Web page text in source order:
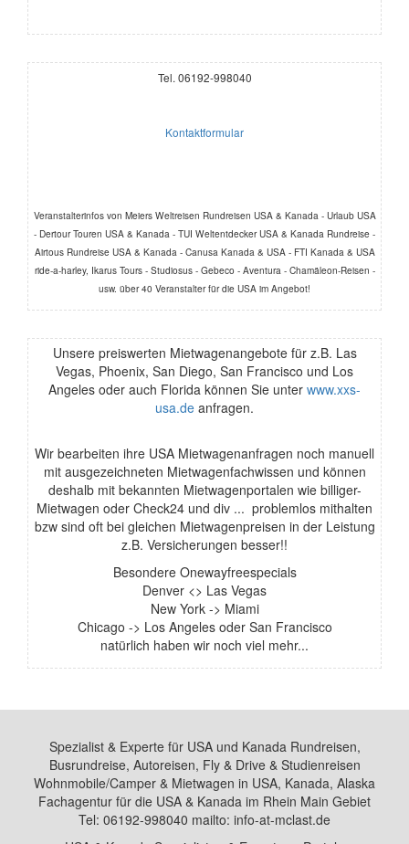
Tel. 06192-998040
Kontaktformular
Veranstalterinfos von Meiers Weltreisen Rundreisen USA & Kanada - Urlaub USA
- Dertour Touren USA & Kanada - TUI Weltentdecker USA & Kanada Rundreise -
Airtous Rundreise USA & Kanada - Canusa Kanada & USA - FTI Kanada & USA
ride-a-harley, Ikarus Tours - Studiosus - Gebeco - Aventura - Chamäleon-Reisen -
usw. über 40 Veranstalter für die USA im Angebot!
Unsere preiswerten Mietwagenangebote für z.B. Las
Vegas, Phoenix, San Diego, San Francisco und Los
Angeles oder auch Florida können Sie unter www.xxs-
usa.de anfragen.
Wir bearbeiten ihre USA Mietwagenanfragen noch manuell
mit ausgezeichneten Mietwagenfachwissen und können
deshalb mit bekannten Mietwagenportalen wie billiger-
Mietwagen oder Check24 und div ... problemlos mithalten
bzw sind oft bei gleichen Mietwagenpreisen in der Leistung
z.B. Versicherungen besser!!
Besondere Onewayfreespecials
Denver <> Las Vegas
New York -> Miami
Chicago -> Los Angeles oder San Francisco
natürlich haben wir noch viel mehr...
Spezialist & Experte für USA und Kanada Rundreisen,
Busrundreise, Autoreisen, Fly & Drive & Studienreisen
Wohnmobile/Camper & Mietwagen in USA, Kanada, Alaska
Fachagentur für die USA & Kanada im Rhein Main Gebiet
Tel: 06192-998040 mailto: info-at-mclast.de